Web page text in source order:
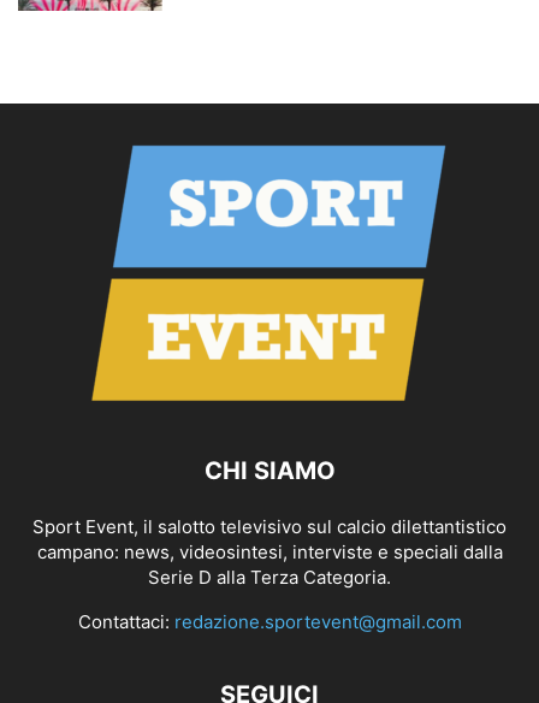
CHI SIAMO
Sport Event, il salotto televisivo sul calcio dilettantistico
campano: news, videosintesi, interviste e speciali dalla
Serie D alla Terza Categoria.
Contattaci: redazione.sportevent@gmail.com
SEGUICI